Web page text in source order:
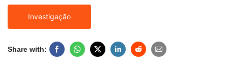
Investigação
Share with: